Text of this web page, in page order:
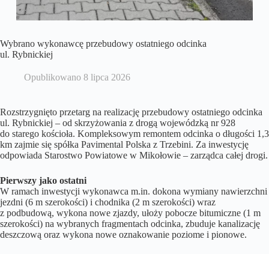
Wybrano wykonawcę przebudowy ostatniego odcinka
ul. Rybnickiej
Opublikowano 8 lipca 2026
Rozstrzygnięto przetarg na realizację przebudowy ostatniego odcinka
ul. Rybnickiej – od skrzyżowania z drogą wojewódzką nr 928
do starego kościoła. Kompleksowym remontem odcinka o długości 1,3
km zajmie się spółka Pavimental Polska z Trzebini. Za inwestycję
odpowiada Starostwo Powiatowe w Mikołowie – zarządca całej drogi.
Pierwszy jako ostatni
W ramach inwestycji wykonawca m.in. dokona wymiany nawierzchni
jezdni (6 m szerokości) i chodnika (2 m szerokości) wraz
z podbudową, wykona nowe zjazdy, ułoży pobocze bitumiczne (1 m
szerokości) na wybranych fragmentach odcinka, zbuduje kanalizację
deszczową oraz wykona nowe oznakowanie poziome i pionowe.